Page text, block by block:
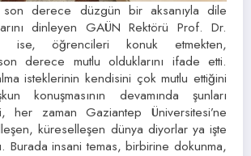
derece düzgün bir aksanıyla dile
dinleyen GAÜN Rektörü Prof. Dr.
ise, öğrencileri konuk etmekten,
derece mutlu olduklarını ifade etti.
isteklerinin kendisini çok mutlu ettiğini
konuşmasının devamında şunları
her zaman Gaziantep Üniversitesi’ne
küreselleşen dünya diyorlar ya işte
Burada insani temas, birbirine dokunma,